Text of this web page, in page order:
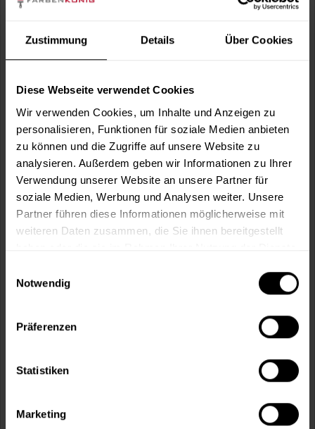
Zustimmung Details Über Cookies
Diese Webseite verwendet Cookies
Wir verwenden Cookies, um Inhalte und Anzeigen zu
personalisieren, Funktionen für soziale Medien anbieten
zu können und die Zugriffe auf unsere Website zu
analysieren. Außerdem geben wir Informationen zu Ihrer
Verwendung unserer Website an unsere Partner für
soziale Medien, Werbung und Analysen weiter. Unsere
Partner führen diese Informationen möglicherweise mit
weiteren Daten zusammen, die Sie ihnen bereitgestellt
Notwendig
Präferenzen
Statistiken
Marketing
gut verlaufende, emissionsarme, lösemittel- und
Verfügbare Varianten
1 Liter
2,5 Liter 55,99 €
22,40 € / 1 Liter
3 weitere
gut füllende Innendispersion, lösemittelfrei, stumpfmatt,